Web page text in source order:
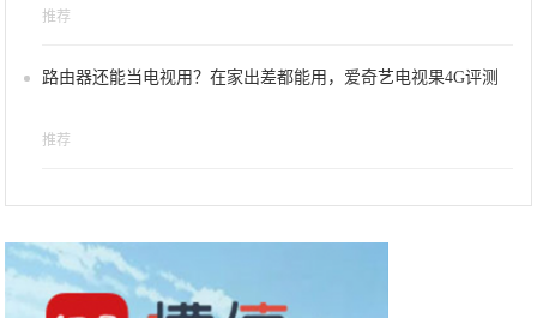
推荐
路由器还能当电视用？在家出差都能用，爱奇艺电视果4G评测
推荐